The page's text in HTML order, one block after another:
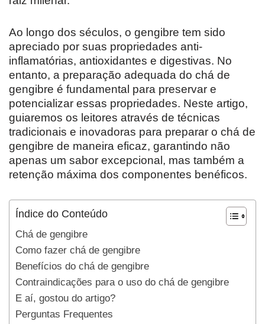
Ao longo dos séculos, o gengibre tem sido
apreciado por suas propriedades anti-
inflamatórias, antioxidantes e digestivas. No
entanto, a preparação adequada do chá de
gengibre é fundamental para preservar e
potencializar essas propriedades. Neste artigo,
guiaremos os leitores através de técnicas
tradicionais e inovadoras para preparar o chá de
gengibre de maneira eficaz, garantindo não
apenas um sabor excepcional, mas também a
retenção máxima dos componentes benéficos.
Índice do Conteúdo
Chá de gengibre
Como fazer chá de gengibre
Benefícios do chá de gengibre
Contraindicações para o uso do chá de gengibre
E aí, gostou do artigo?
Perguntas Frequentes